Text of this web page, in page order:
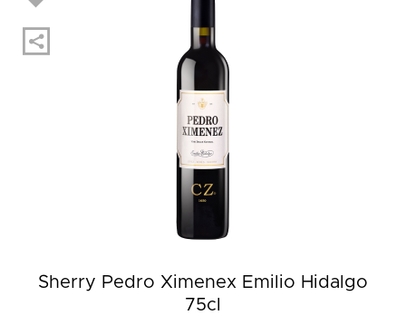
Sherry Pedro Ximenex Emilio Hidalgo
75cl